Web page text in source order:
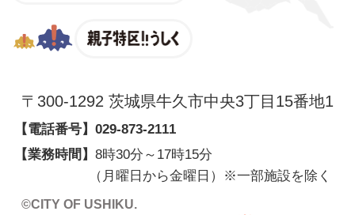
〒300-1292 茨城県牛久市中央3丁目15番地1
【電話番号】 029-873-2111
【業務時間】 8時30分～17時15分
（月曜日から金曜日）※一部施設を除く
©CITY OF USHIKU.